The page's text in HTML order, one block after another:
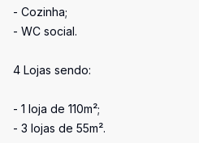
- Cozinha;
- WC social.
4 Lojas sendo:
- 1 loja de 110m²;
- 3 lojas de 55m².